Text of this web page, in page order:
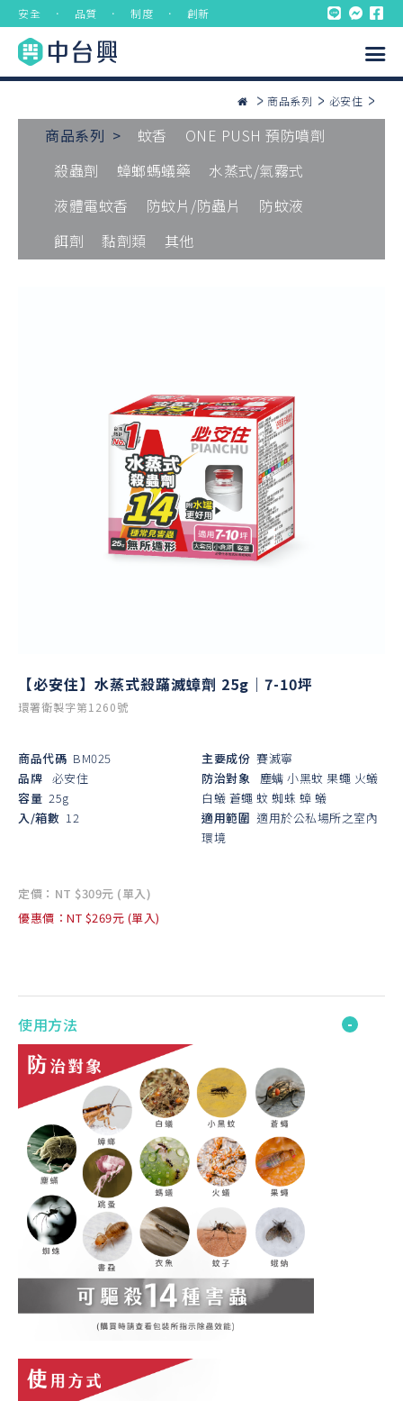
安全 ． 品質 ． 制度 ． 創新
商品系列 必安住
商品系列 > 蚊香
ONE PUSH 預防噴劑
殺蟲劑
蟑螂螞蟻藥
水蒸式/氣霧式
液體電蚊香
防蚊片/防蟲片
防蚊液
餌劑
黏劑類 其他
【必安住】水蒸式殺蹣滅蟑劑 25g｜7-10坪
環署衛製字第1260號
商品代碼 BM025
品牌 必安住
容量 25g
入/箱數 12
主要成份 賽滅寧
防治對象
塵螨 小黑蚊 果蠅 火蟻
白蟻 蒼蠅 蚊 蜘蛛 蟑 蟻
適用範圍 適用於公私場所之室內
環境
定價：NT $309元 (單入)
優惠價：NT $269元 (單入)
使用方法